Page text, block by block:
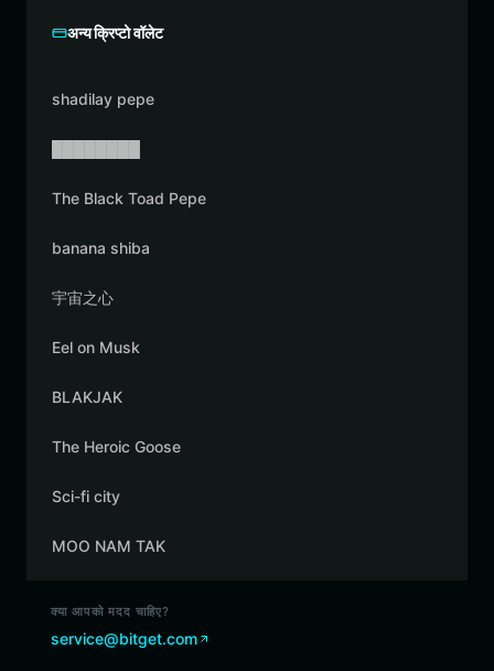
अन्य क्रिप्टो वॉलेट
shadilay pepe
The Black Toad Pepe
banana shiba
宇宙之心
Eel on Musk
BLAKJAK
The Heroic Goose
Sci-fi city
MOO NAM TAK
क्या आपको मदद चाहिए?
service@bitget.com